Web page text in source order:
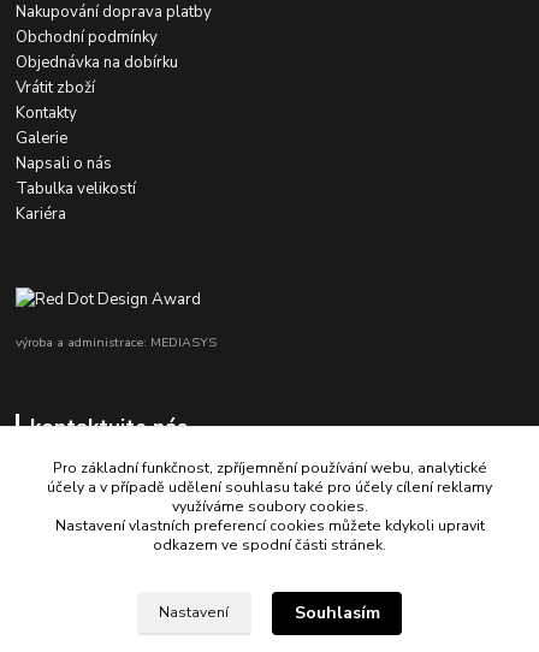
Nakupování doprava platby
Obchodní podmínky
Objednávka na dobírku
Vrátit zboží
Kontakty
Galerie
Napsali o nás
Tabulka velikostí
Kariéra
výroba a administrace: MEDIASYS
kontaktujte nás
+420 725 347 646
Pro základní funkčnost, zpříjemnění používání webu, analytické
účely a v případě udělení souhlasu také pro účely cílení reklamy
využíváme soubory cookies.
Nastavení vlastních preferencí cookies můžete kdykoli upravit
odkazem ve spodní části stránek.
Nastavení Souhlasím